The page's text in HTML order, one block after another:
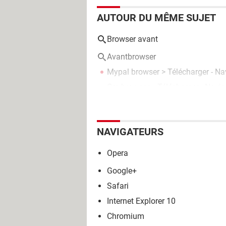
AUTOUR DU MÊME SUJET
Browser avant
Avantbrowser
Mypal browser > Télécharger -
NAVIGATEURS
Opera
Google+
Safari
Internet Explorer 10
Chromium